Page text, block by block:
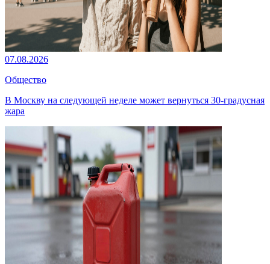
07.08.2026
Общество
В Москву на следующей неделе может вернуться 30-градусная
жара